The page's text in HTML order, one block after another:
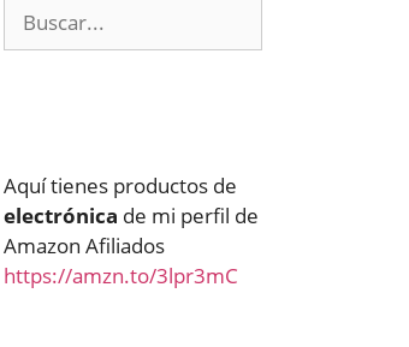
Aquí tienes productos de
electrónica de mi perfil de
Amazon Afiliados
https://amzn.to/3lpr3mC